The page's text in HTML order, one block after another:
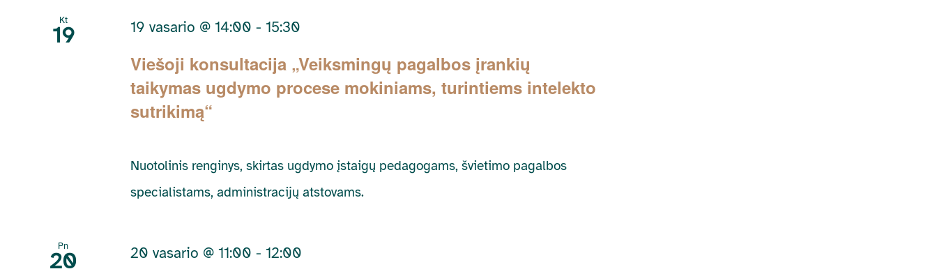
Kt
19
Viešoji konsultacija „Veiksmingų pagalbos įrankių
taikymas ugdymo procese mokiniams, turintiems intelekto
sutrikimą“
19 vasario @ 14:00 -15:30
Nuotolinis renginys, skirtas ugdymo įstaigų pedagogams, švietimo pagalbos
specialistams, administracijų atstovams.
Pn
20 20 vasario @ 11:00 -12:00